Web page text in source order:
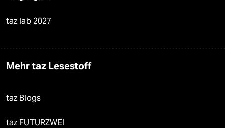
taz lab 2027
Mehr taz Lesestoff
taz Blogs
taz FUTURZWEI